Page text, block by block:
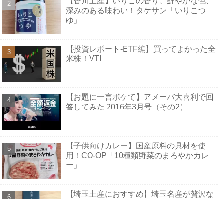
深みのある味わい！タケサン「いりこつ
ゆ」
【投資レポート-ETF編】買ってよかった全
米株！VTI
【お題に一言ボケて】アメーバ大喜利で回
答してみた 2016年3月号（その2）
【子供向けカレー】国産原料の具材を使
用！CO-OP「10種類野菜のまろやかカレ
ー」
【埼玉土産におすすめ】埼玉名産が贅沢な